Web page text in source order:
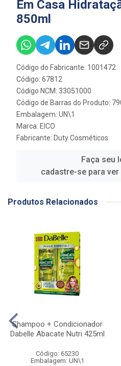
Em Casa
850ml
Código do Fabricante: 1001472
Código: 67812
Código NCM: 33051000
Código de Barras do Produto:
Embalagem: UN\1
Marca: EICO
Fabricante: Duty Cosméticos
Faça seu
cadastre-se para
Produtos Relacionados
Shampoo + Condicionador
Dabelle Abacate Nutri 425ml
Código: 65230
Embalagem: UN\1